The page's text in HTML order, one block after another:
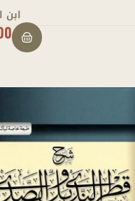
ابن